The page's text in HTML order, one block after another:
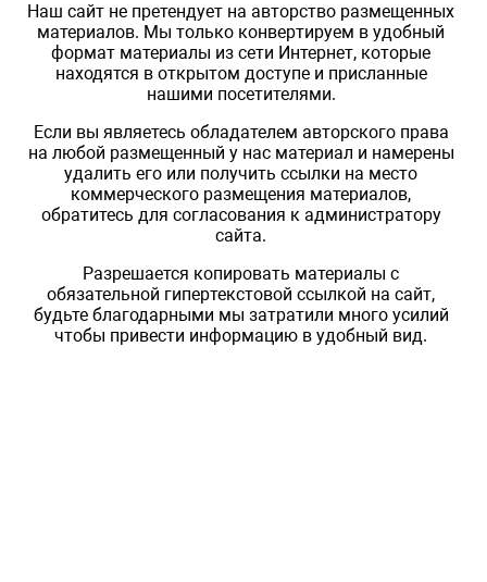
Наш сайт не претендует на авторство размещенных
материалов. Мы только конвертируем в удобный
формат материалы из сети Интернет, которые
находятся в открытом доступе и присланные
нашими посетителями.
Если вы являетесь обладателем авторского права
на любой размещенный у нас материал и намерены
удалить его или получить ссылки на место
коммерческого размещения материалов,
обратитесь для согласования к администратору
сайта.
Разрешается копировать материалы с
обязательной гипертекстовой ссылкой на сайт,
будьте благодарными мы затратили много усилий
чтобы привести информацию в удобный вид.